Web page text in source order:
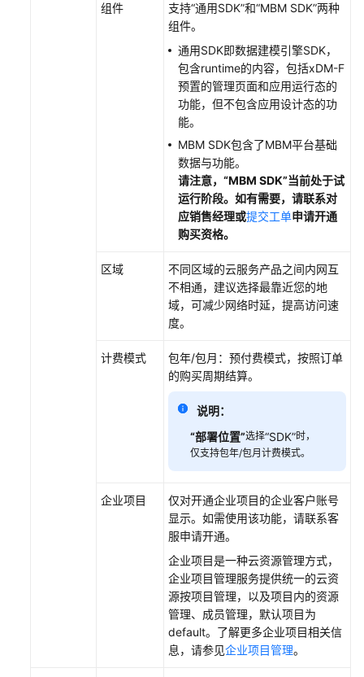
组件 支持“通用SDK”和“MBM SDK”两种
组件。
通用SDK即数据建模引擎SDK，
包含runtime的内容，包括xDM-F
预置的管理页面和应用运行态的
功能，但不包含应用设计态的功
能。
MBM SDK包含了MBM平台基础
数据与功能。
请注意， “MBM SDK”当前处于试
运行阶段。如有需要，请联系对
应销售经理或提交工单申请开通
购买资格。
区域
不同区域的云服务产品之间内网互
不相通，建议选择最靠近您的地
域，可减少网络时延，提高访问速
度。
计费模式
包年/包月：预付费模式，按照订单
的购买周期结算。
说明：
“部署位置”选择“SDK”时，
仅支持包年/包月计费模式。
企业项目 仅对开通企业项目的企业客户账号
显示。如需使用该功能，请联系客
服申请开通。
企业项目是一种云资源管理方式，
企业项目管理服务提供统一的云资
源按项目管理，以及项目内的资源
管理、成员管理，默认项目为
default。了解更多企业项目相关信
息，请参见企业项目管理。